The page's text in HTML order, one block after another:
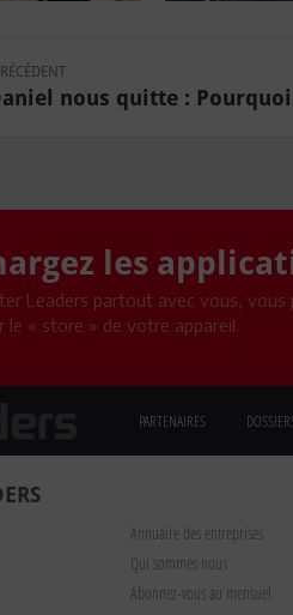
nous quitte :
les
Leaders partout avec vous,
le « store » de votre appareil.
PARTENAIRES
Annuaire des entreprises
Qui sommes nous
Abonnez-vous au mensuel